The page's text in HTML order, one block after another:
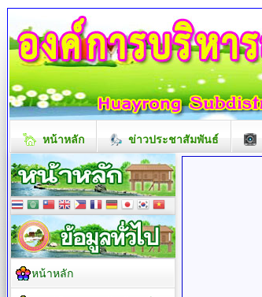
หน้าหลัก ข่าวประชาสัมพันธ์
หน้าหลัก